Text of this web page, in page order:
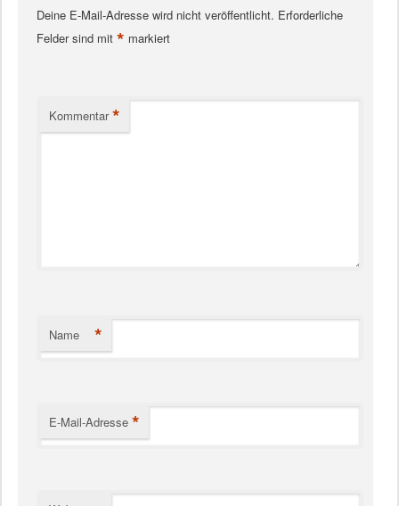
Deine E-Mail-Adresse wird nicht veröffentlicht. Erforderliche
Felder sind mit * markiert
Kommentar *
Name *
E-Mail-Adresse *